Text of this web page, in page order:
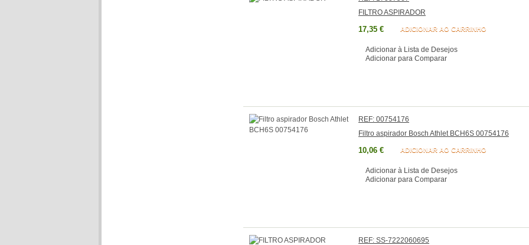
FILTRO ASPIRADOR
17,35 € ADICIONAR AO CARRINHO
Adicionar à Lista de Desejos
Adicionar para Comparar
REF: 00754176
Filtro aspirador Bosch Athlet BCH6S 00754176
10,06 € ADICIONAR AO CARRINHO
Adicionar à Lista de Desejos
Adicionar para Comparar
REF: SS-7222060695